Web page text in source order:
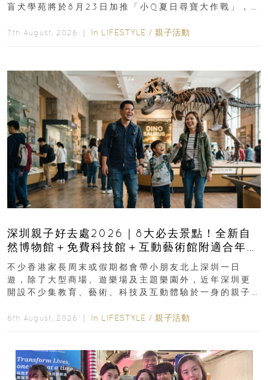
盲犬學苑將於8月23日加推「小Q夏日尋寶大作戰」，家
7th August, 2026 ｜ In LIFESTYLE / 親子活動
深圳親子好去處2026｜8大必去景點！全新自
然博物館＋免費科技館＋互動藝術館附適合年
齡、交通、門票、開放時間
不少香港家長周末或假期都會帶小朋友北上深圳一日
遊，除了大型商場、遊樂場及主題樂園外，近年深圳更
開設不少集教育、藝術、科技及互動體驗於一身的親子
6th August, 2026 ｜ In LIFESTYLE / 親子活動